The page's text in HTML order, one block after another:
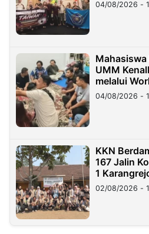
04/08/2026 -
UMM
melalui
di Taiwan
04/08/2026 -
KKN
167 Jalin
1
02/08/2026 -